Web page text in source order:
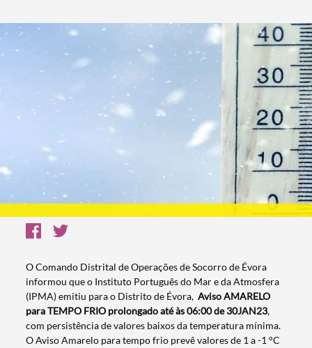
O Comando Distrital de Operações de Socorro de Évora
informou que o Instituto Português do Mar e da Atmosfera
(IPMA) emitiu para o Distrito de Évora,Aviso AMARELO
para TEMPO FRIO prolongado até às 06:00 de 30JAN23,
com persistência de valores baixos da temperatura mínima.
O Aviso Amarelo para tempo frio prevê valores de 1 a -1 °C